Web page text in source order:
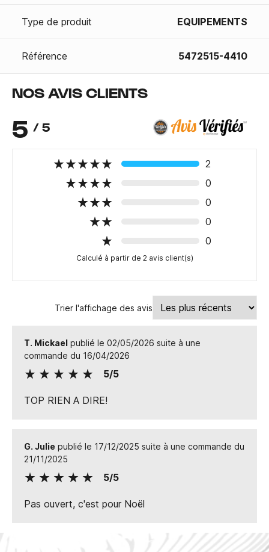
Type de produit EQUIPEMENTS
Référence 5472515-4410
NOS AVIS CLIENTS
5 / 5
2
0
0
0
0
Calculé à partir de 2 avis client(s)
Trier l'affichage des avis
T. Mickael publié le 02/05/2026 suite à une
commande du 16/04/2026
5/5
TOP RIEN A DIRE!
G. Julie publié le 17/12/2025 suite à une commande du
21/11/2025
5/5
Pas ouvert, c'est pour Noël